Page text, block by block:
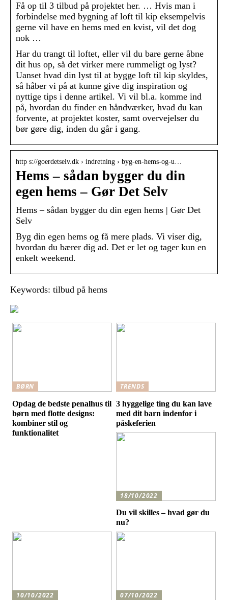
Få op til 3 tilbud på projektet her. … Hvis man i
forbindelse med bygning af loft til kip eksempelvis
gerne vil have en hems med en kvist, vil det dog
nok …
Har du trangt til loftet, eller vil du bare gerne åbne
dit hus op, så det virker mere rummeligt og lyst?
Uanset hvad din lyst til at bygge loft til kip skyldes,
så håber vi på at kunne give dig inspiration og
nyttige tips i denne artikel. Vi vil bl.a. komme ind
på, hvordan du finder en håndværker, hvad du kan
forvente, at projektet koster, samt overvejelser du
bør gøre dig, inden du går i gang.
http s://goerdetselv.dk › indretning › byg-en-hems-og-u…
Hems – sådan bygger du din
egen hems – Gør Det Selv
Hems – sådan bygger du din egen hems | Gør Det
Selv
Byg din egen hems og få mere plads. Vi viser dig,
hvordan du bærer dig ad. Det er let og tager kun en
enkelt weekend.
Keywords: tilbud på hems
BØRN
Opdag de bedste penalhus til
børn med flotte designs:
kombiner stil og
funktionalitet
TRENDS
3 hyggelige ting du kan lave
med dit barn indenfor i
påskeferien
18/10/2022
Du vil skilles – hvad gør du
nu?
10/10/2022
07/10/2022